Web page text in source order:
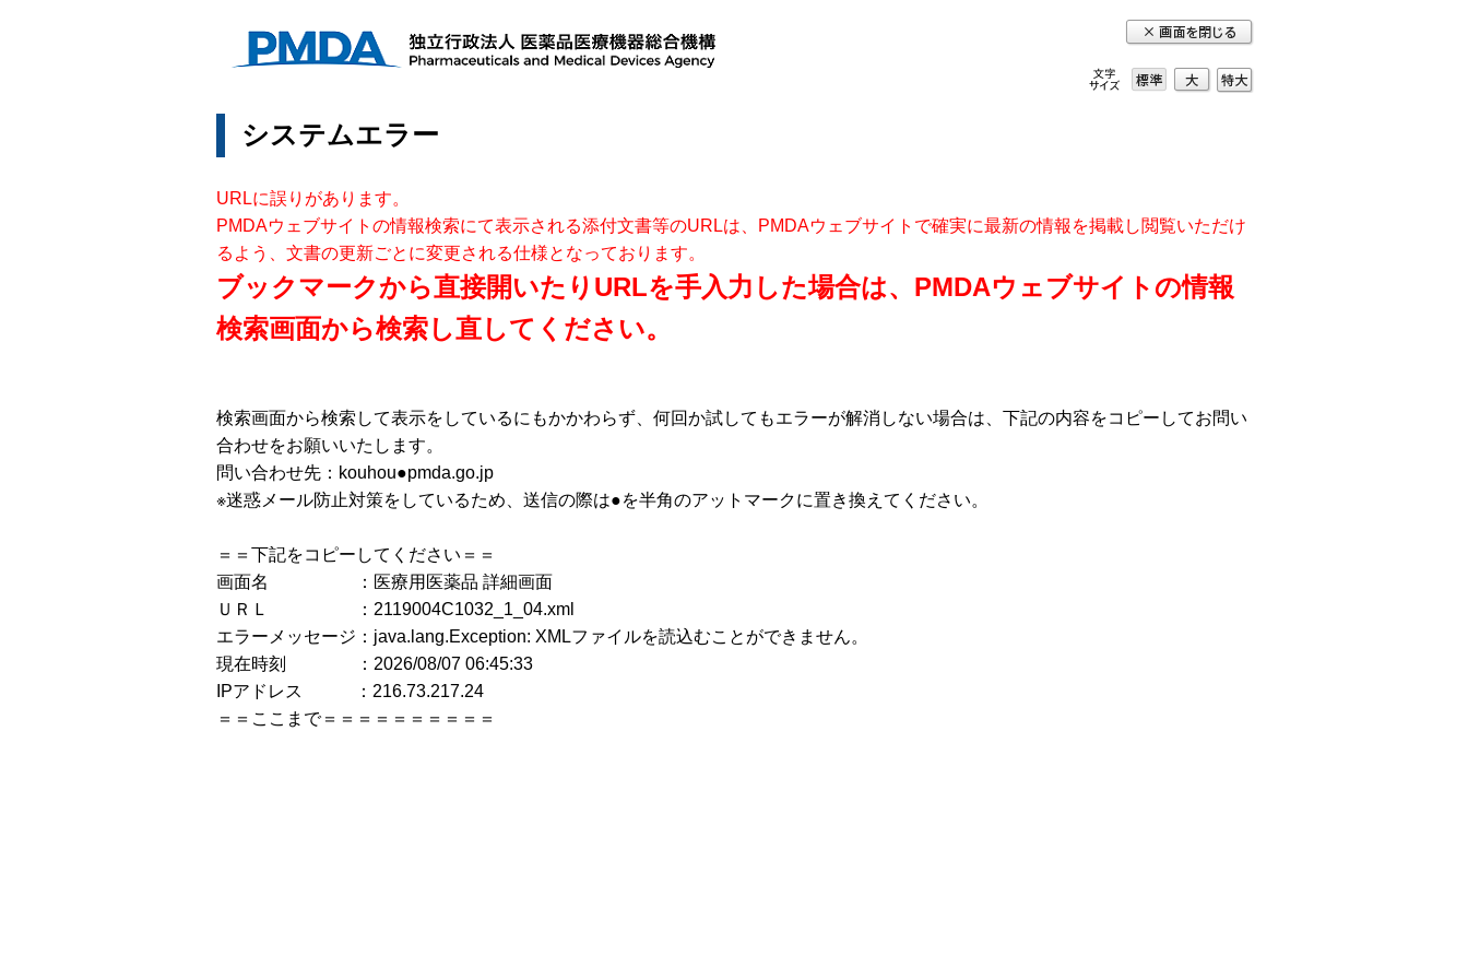
標準 大
特
大
システムエラー
URLに誤りがあります。
PMDAウェブサイトの情報検索にて表示される添付文書等のURLは、PMDAウェブサイトで確実に最新の情報を掲載し閲覧いただけ
るよう、文書の更新ごとに変更される仕様となっております。
ブックマークから直接開いたりURLを手入力した場合は、PMDAウェブサイトの情報
検索画面から検索し直してください。
検索画面から検索して表示をしているにもかかわらず、何回か試してもエラーが解消しない場合は、下記の内容をコピーしてお問い
合わせをお願いいたします。
問い合わせ先：kouhou●pmda.go.jp
※迷惑メール防止対策をしているため、送信の際は●を半角のアットマークに置き換えてください。
＝＝下記をコピーしてください＝＝
画面名 ：医療用医薬品 詳細画面
ＵＲＬ ：2119004C1032_1_04.xml
エラーメッセージ：java.lang.Exception: XMLファイルを読込むことができません。
現在時刻 ：2026/08/07 06:45:33
IPアドレス ：216.73.217.24
＝＝ここまで＝＝＝＝＝＝＝＝＝＝